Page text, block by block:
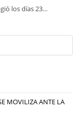
los días 23…
MOVILIZA ANTE LA